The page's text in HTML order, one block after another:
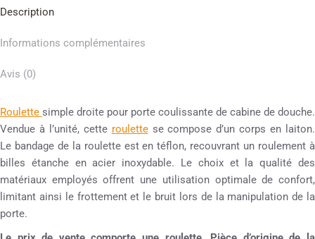
Description
Informations complémentaires
Avis (0)
Roulette simple droite pour porte coulissante de cabine de douche.
Vendue à l’unité, cette roulettese compose d’un corps en laiton.
Le bandage de la roulette est en téflon, recouvrant un roulement à
billes étanche en acier inoxydable. Le choix et la qualité des
matériaux employés offrent une utilisation optimale de confort,
limitant ainsi le frottement et le bruit lors de la manipulation de la
porte.